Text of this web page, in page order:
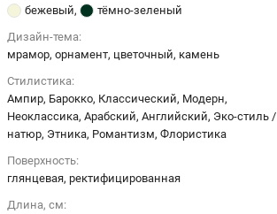
бежевый,
тёмно-зеленый
Дизайн-тема:
мрамор, орнамент, цветочный, камень
Стилистика:
Ампир, Барокко, Классический, Модерн,
Неоклассика, Арабский, Английский, Эко-стиль /
натюр, Этника, Романтизм, Флористика
Поверхность:
глянцевая, ректифицированная
Длина, см: